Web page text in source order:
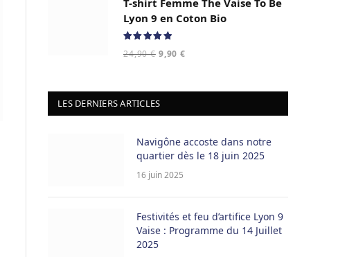
24,90 €.9,90 €.
T-shirt Femme The Vaise To Be
Lyon 9 en Coton Bio
sur 5
24,90€ Le
était :
24,90 €.
9,90€Le
est :
LES DERNIERS ARTICLES
Navigône accoste dans notre
quartier dès le 18 juin 2025
16 juin 2025
Festivités et feu d’artifice Lyon 9
Vaise : Programme du 14 Juillet
2025